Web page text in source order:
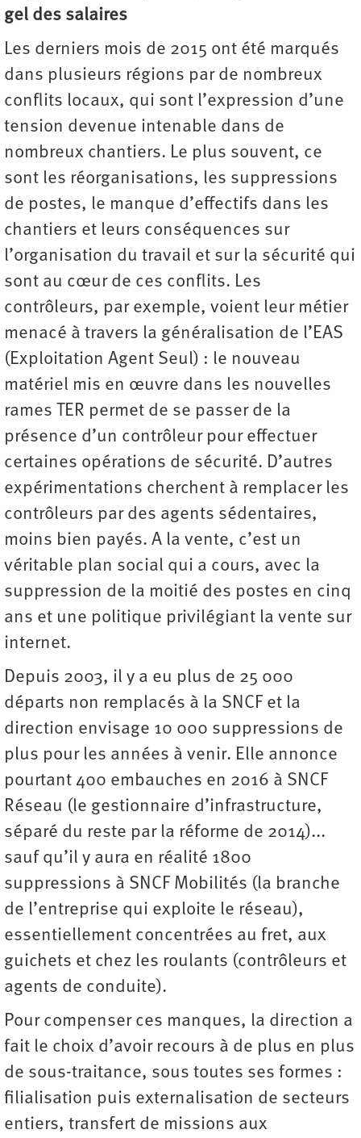
gel des salaires
Les derniers mois de 2015 ont été marqués
dans plusieurs régions par de nombreux
conflits locaux, qui sont l’expression d’une
tension devenue intenable dans de
nombreux chantiers. Le plus souvent, ce
sont les réorganisations, les suppressions
de postes, le manque d’effectifs dans les
chantiers et leurs conséquences sur
l’organisation du travail et sur la sécurité qui
sont au cœur de ces conflits. Les
contrôleurs, par exemple, voient leur métier
menacé à travers la généralisation de l’EAS
(Exploitation Agent Seul) : le nouveau
matériel mis en œuvre dans les nouvelles
rames TER permet de se passer de la
présence d’un contrôleur pour effectuer
certaines opérations de sécurité. D’autres
expérimentations cherchent à remplacer les
contrôleurs par des agents sédentaires,
moins bien payés. A la vente, c’est un
véritable plan social qui a cours, avec la
suppression de la moitié des postes en cinq
ans et une politique privilégiant la vente sur
internet.
Depuis 2003, il y a eu plus de 25 000
départs non remplacés à la SNCF et la
direction envisage 10 000 suppressions de
plus pour les années à venir. Elle annonce
pourtant 400 embauches en 2016 à SNCF
Réseau (le gestionnaire d’infrastructure,
séparé du reste par la réforme de 2014)...
sauf qu’il y aura en réalité 1800
suppressions à SNCF Mobilités (la branche
de l’entreprise qui exploite le réseau),
essentiellement concentrées au fret, aux
guichets et chez les roulants (contrôleurs et
agents de conduite).
Pour compenser ces manques, la direction a
fait le choix d’avoir recours à de plus en plus
de sous-traitance, sous toutes ses formes :
filialisation puis externalisation de secteurs
entiers, transfert de missions aux